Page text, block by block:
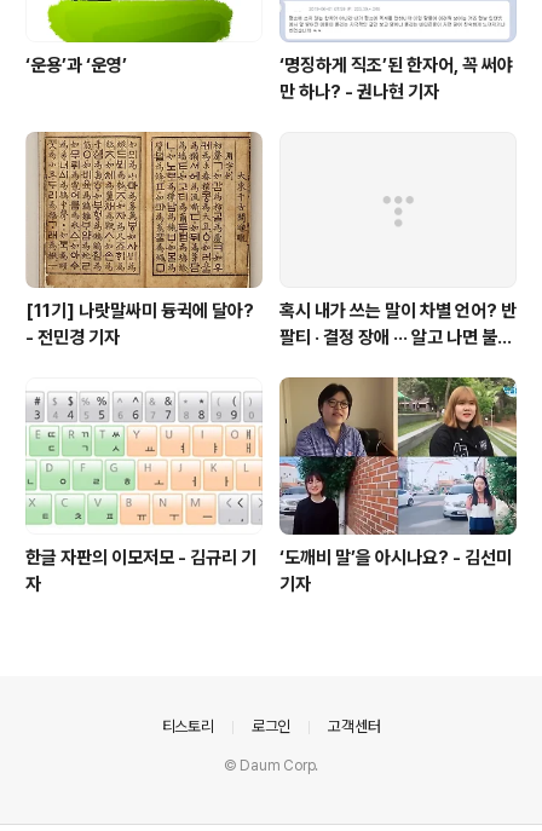
‘운용’과 ‘운영’
‘명징하게 직조’된 한자어, 꼭 써야
만 하나? - 권나현 기자
[11기] 나랏말싸미 듕귁에 달아?
- 전민경 기자
혹시 내가 쓰는 말이 차별 언어? 반
팔티 · 결정 장애 ··· 알고 나면 불편
한글 자판의 이모저모 - 김규리 기
자
‘도깨비 말’을 아시나요? - 김선미
기자
티스토리 로그인 고객센터
© Daum Corp.